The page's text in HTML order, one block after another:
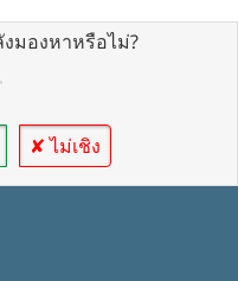
องหาหรือไม่?
✘ ไม่เชิง